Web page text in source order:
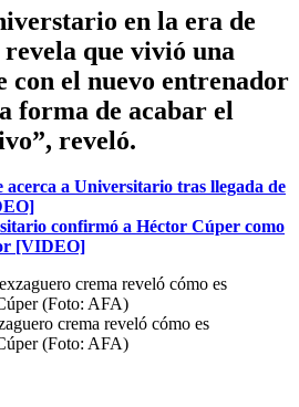
en la era de
que vivió una
con el nuevo entrenador
forma de acabar el
reveló.
acerca a Universitario tras llegada de
confirmó a Héctor Cúper como
[VIDEO]
crema reveló cómo es
(Foto: AFA)